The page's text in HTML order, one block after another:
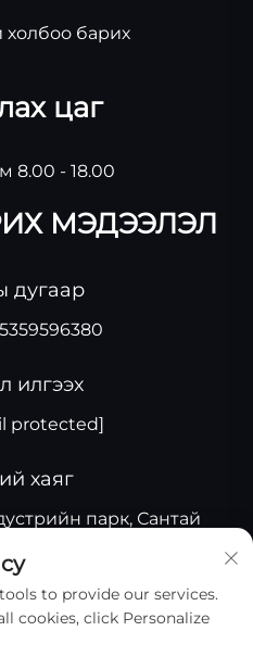
холбоо барих
цаг
8.00 - 18.00
МЭДЭЭЛЭЛ
дугаар
илгээх
protected]
хаяг
парк, Сантай
аймог, Хятад
to provide our services.
cookies, click Personalize